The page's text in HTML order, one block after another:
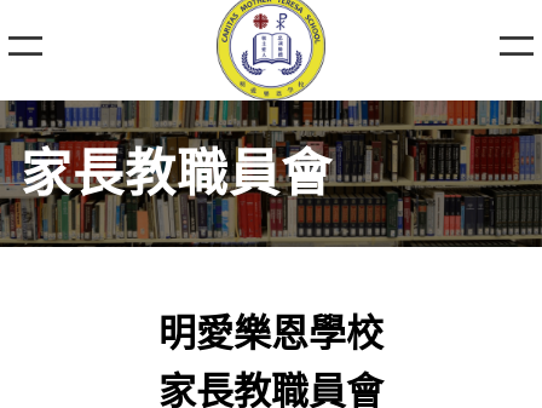
家長教職員會
明愛樂恩學校
家長教職員會